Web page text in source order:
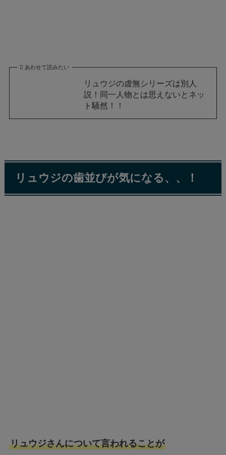
あわせて読みたい
リュウジの虚無シリーズは別人
説！同一人物とは思えないとネッ
ト騒然！！
リュウジの歯並びが気になる、、！
リュウジさんについて言われることが